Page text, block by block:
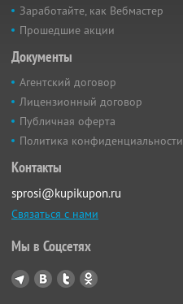
Заработайте, как Вебмастер
Прошедшие акции
Документы
Агентский договор
Лицензионный договор
Публичная оферта
Политика конфиденциальности
Контакты
sprosi@kupikupon.ru
Связаться с нами
Мы в Соцсетях